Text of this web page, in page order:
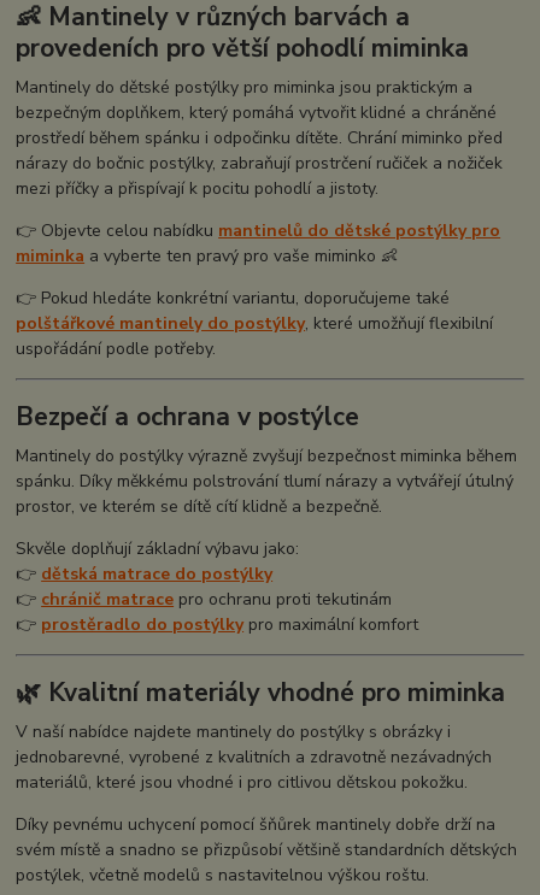
👶 Mantinely v různých barvách a
provedeních pro větší pohodlí miminka
Mantinely do dětské postýlky pro miminka jsou praktickým a
bezpečným doplňkem, který pomáhá vytvořit klidné a chráněné
prostředí během spánku i odpočinku dítěte. Chrání miminko před
nárazy do bočnic postýlky, zabraňují prostrčení ručiček a nožiček
mezi příčky a přispívají k pocitu pohodlí a jistoty.
👉 Objevte celou nabídku mantinelů do dětské postýlky pro
miminka a vyberte ten pravý pro vaše miminko 👶
👉 Pokud hledáte konkrétní variantu, doporučujeme také
polštářkové mantinely do postýlky, které umožňují flexibilní
uspořádání podle potřeby.
Bezpečí a ochrana v postýlce
Mantinely do postýlky výrazně zvyšují bezpečnost miminka během
spánku. Díky měkkému polstrování tlumí nárazy a vytvářejí útulný
prostor, ve kterém se dítě cítí klidně a bezpečně.
Skvěle doplňují základní výbavu jako:
👉 dětská matrace do postýlky
👉 chránič matrace pro ochranu proti tekutinám
👉 prostěradlo do postýlkypro maximální komfort
🌿 Kvalitní materiály vhodné pro miminka
V naší nabídce najdete mantinely do postýlky s obrázky i
jednobarevné, vyrobené z kvalitních a zdravotně nezávadných
materiálů, které jsou vhodné i pro citlivou dětskou pokožku.
Díky pevnému uchycení pomocí šňůrek mantinely dobře drží na
svém místě a snadno se přizpůsobí většině standardních dětských
postýlek, včetně modelů s nastavitelnou výškou roštu.